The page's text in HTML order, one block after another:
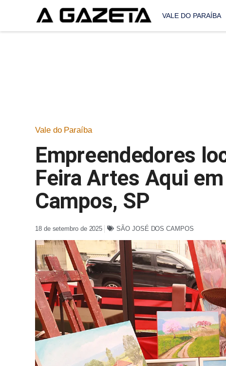
VALE DO PARAÍBA
Vale do Paraíba
Empreendedores
Feira Artes Aqui
Campos, SP
18 de setembro de 2025 SÃO JOSÉ DOS CAMPOS